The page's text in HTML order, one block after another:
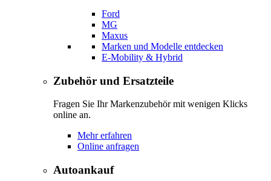
Ford
MG
Maxus
Marken und Modelle entdecken
E-Mobility & Hybrid
Zubehör und Ersatzteile
Fragen Sie Ihr Markenzubehör mit wenigen Klicks
online an.
Mehr erfahren
Online anfragen
Autoankauf